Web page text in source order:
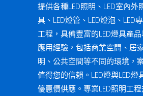
提供各種LED照明、LED室內外
具、LED燈管、LED燈泡、LED
工程，具備豐富的LED燈具產
應用經驗，包括商業空間、居
明、公共空間等不同的環境，
值得您的信賴。LED燈與LED燈
優惠價供應。專業LED照明工